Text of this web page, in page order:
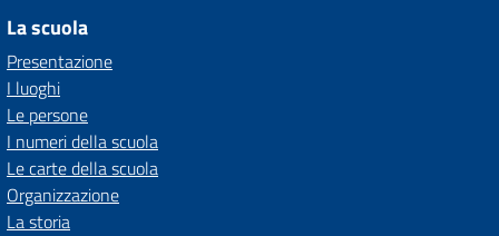
La scuola
Presentazione
I luoghi
Le persone
I numeri della scuola
Le carte della scuola
Organizzazione
La storia